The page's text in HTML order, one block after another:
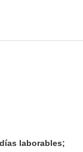
laborables;